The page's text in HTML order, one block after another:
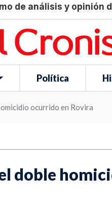
de análisis y opinión
Política
ocurrido en Rovira
doble